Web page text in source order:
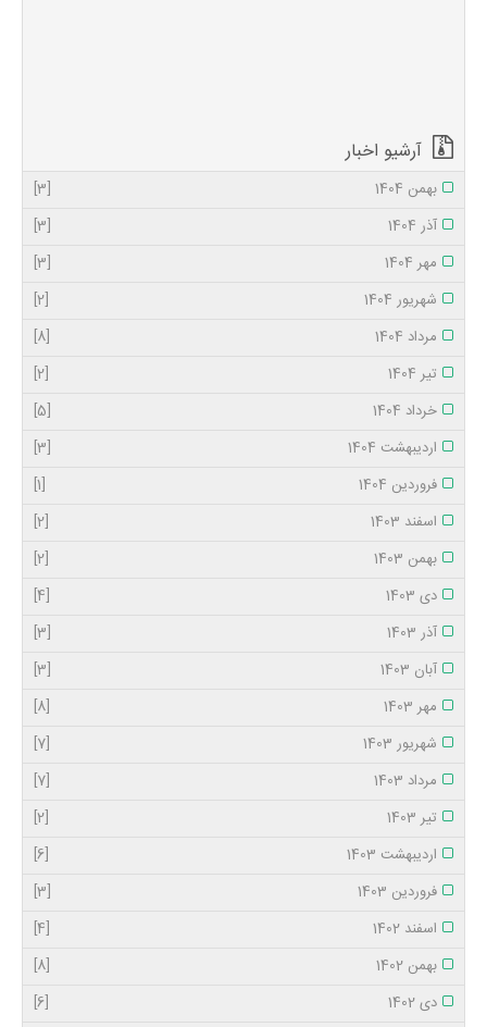
آرشیو اخبار
بهمن 1404
[3]
آذر 1404
[3]
مهر 1404
[3]
شهریور 1404
[2]
مرداد 1404
[8]
تیر 1404
[2]
خرداد 1404
[5]
اردیبهشت 1404
[3]
فروردین 1404
[1]
اسفند 1403
[2]
بهمن 1403
[2]
دی 1403
[4]
آذر 1403
[3]
آبان 1403
[3]
مهر 1403
[8]
شهریور 1403
[7]
مرداد 1403
[7]
تیر 1403
[2]
اردیبهشت 1403
[6]
فروردین 1403
[3]
اسفند 1402
[4]
بهمن 1402
[8]
دی 1402
[6]